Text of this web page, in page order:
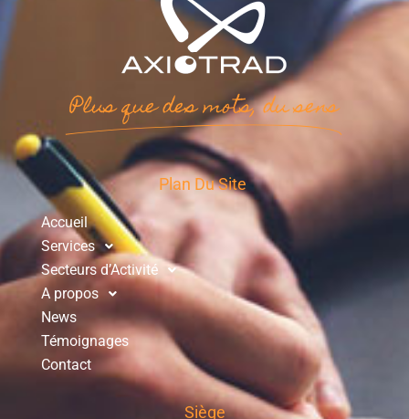
Plus que des mots, du sens
Plan Du Site
Accueil
Services
Secteurs d’Activité
A propos
News
Témoignages
Contact
Siège